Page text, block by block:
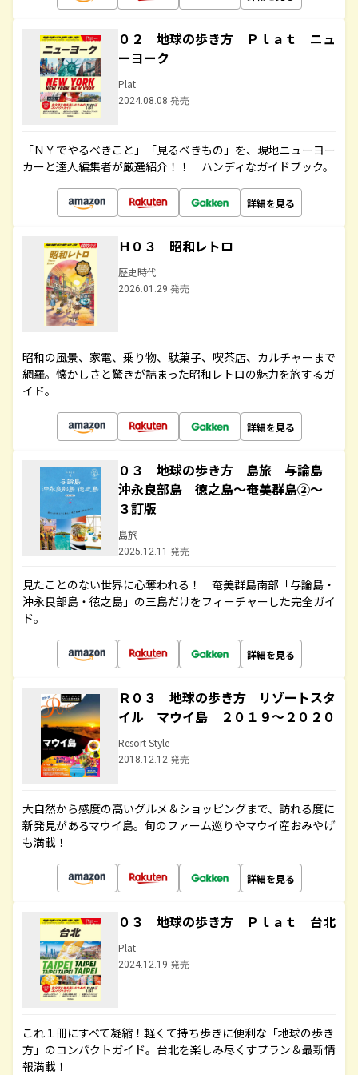
０２ 地球の歩き方 Ｐｌａｔ ニュ
ーヨーク
Plat
2024.08.08 発売
「ＮＹでやるべきこと」「見るべきもの」を、現地ニューヨー
カーと達人編集者が厳選紹介！！ ハンディなガイドブック。
詳細を見る
Ｈ０３ 昭和レトロ
歴史時代
2026.01.29 発売
昭和の風景、家電、乗り物、駄菓子、喫茶店、カルチャーまで
網羅。懐かしさと驚きが詰まった昭和レトロの魅力を旅するガ
イド。
詳細を見る
０３ 地球の歩き方 島旅 与論島
沖永良部島 徳之島～奄美群島②～
３訂版
島旅
2025.12.11 発売
見たことのない世界に心奪われる！ 奄美群島南部「与論島・
沖永良部島・徳之島」の三島だけをフィーチャーした完全ガイ
ド。
詳細を見る
Ｒ０３ 地球の歩き方 リゾートスタ
イル マウイ島 ２０１９～２０２０
Resort Style
2018.12.12 発売
大自然から感度の高いグルメ＆ショッピングまで、訪れる度に
新発見があるマウイ島。旬のファーム巡りやマウイ産おみやげ
も満載！
詳細を見る
０３ 地球の歩き方 Ｐｌａｔ 台北
Plat
2024.12.19 発売
これ１冊にすべて凝縮！軽くて持ち歩きに便利な「地球の歩き
方」のコンパクトガイド。台北を楽しみ尽くすプラン＆最新情
報満載！